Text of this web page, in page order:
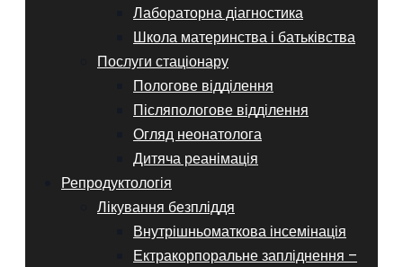
Лабораторна діагностика
Школа материнства і батьківства
Послуги стаціонару
Пологове відділення
Післяпологове відділення
Огляд неонатолога
Дитяча реанімація
Репродуктологія
Лікування безпліддя
Внутрішньоматкова інсемінація
Ектракорпоральне запліднення –